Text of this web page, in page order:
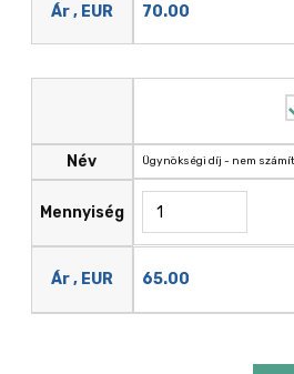
Ár , EUR 70.00
Név
Mennyiség
Ár , EUR
Ügynökségi díj - nem
65.00